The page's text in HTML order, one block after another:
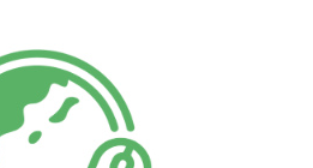
灣環境輻射走調團林瑞珠、宜蘭
師葉光芃，透過從核災直接受害
主監測、醫學專業，來剖析核能
也最根本的影響。輻射陰影何時
來自福島縣郡山市的黑田節子過